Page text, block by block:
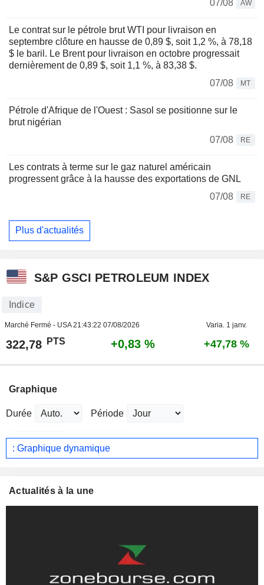
07/08 AW
Le contrat sur le pétrole brut WTI pour livraison en
septembre clôture en hausse de 0,89 $, soit 1,2 %, à 78,18
$ le baril. Le Brent pour livraison en octobre progressait
dernièrement de 0,89 $, soit 1,1 %, à 83,38 $.
07/08
MT
Pétrole d'Afrique de l'Ouest : Sasol se positionne sur le
brut nigérian
07/08
RE
Les contrats à terme sur le gaz naturel américain
progressent grâce à la hausse des exportations de GNL
07/08
RE
Plus d'actualités
S&P GSCI PETROLEUM INDEX
Indice
Marché Fermé - USA21:43:22 07/08/2026 Varia. 1 janv.
322,78 PTS +0,83 % +47,78 %
Graphique
Durée Période
: Graphique dynamique
Actualités à la une